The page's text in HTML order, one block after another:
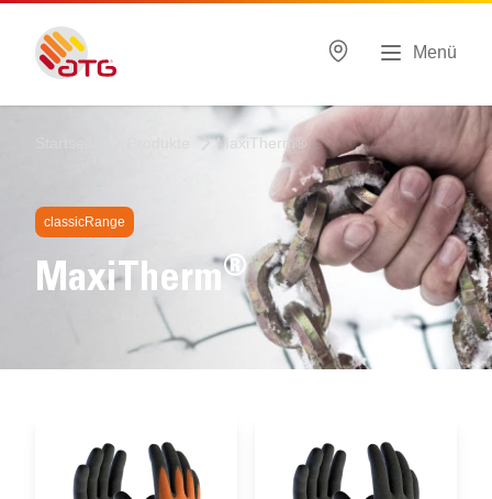
Menü
MaxiTherm®
classicRange
MaxiTherm®